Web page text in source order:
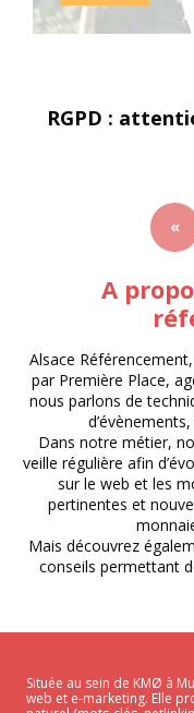
RGPD :
«
A
Alsace
par Première Place,
nous parlons de
Dans notre métier,
veille régulière afin
sur le web et les
pertinentes et
Mais découvrez
conseils permettant
Située au sein de KMØ à
web et e-marketing. Elle